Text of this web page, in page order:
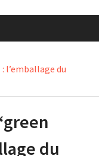
l’emballage du
du